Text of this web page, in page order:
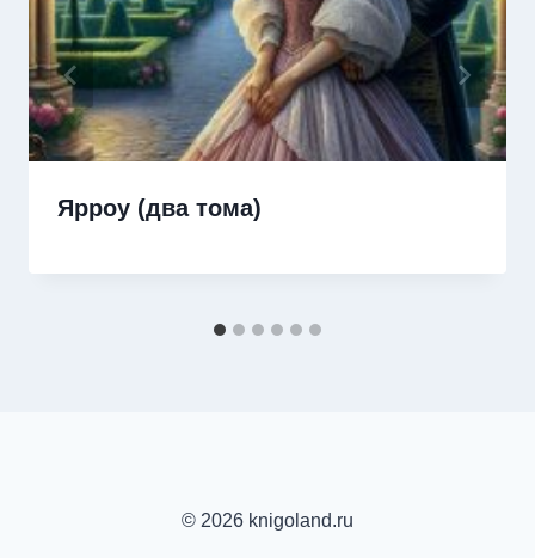
Ярроу (два тома)
© 2026 knigoland.ru